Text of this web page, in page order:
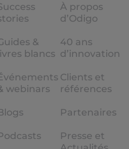
&
blancs
webinars
À propos
d’Odigo
40 ans
d’innovation
Clients et
références
Partenaires
Presse et